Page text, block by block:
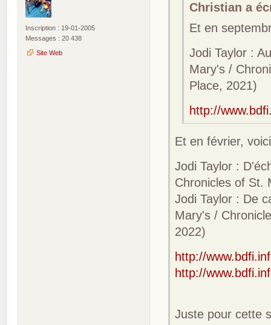
Inscription : 19-01-2005
Messages : 20 438
Site Web
Christian a
Et en
Jodi Taylor :
Mary's /
Place, 2021)
http://
Et en février,
Jodi Taylor :
Chronicles of St.
Jodi Taylor : De
Mary's /
2022)
http://
http://
Juste pour cette